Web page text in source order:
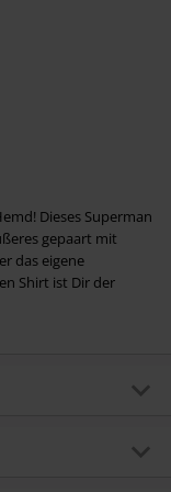
Dieses Superman
gepaart mit
das eigene
Shirt ist Dir der